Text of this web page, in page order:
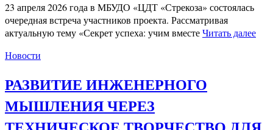
23 апреля 2026 года в МБУДО «ЦДТ «Стрекоза» состоялась
очередная встреча участников проекта. Рассматривая
актуальную тему «Секрет успеха: учим вместеЧитать далее
Новости
РАЗВИТИЕ ИНЖЕНЕРНОГО
МЫШЛЕНИЯ ЧЕРЕЗ